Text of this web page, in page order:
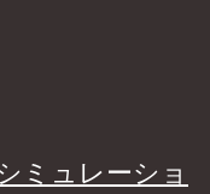
ミュレーショ